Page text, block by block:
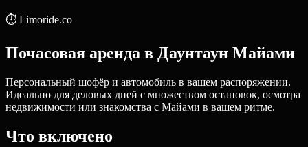
⏱️ Limoride.co
Почасовая аренда в Даунтаун Майами
Персональный шофёр и автомобиль в вашем распоряжении.
Идеально для деловых дней с множеством остановок, осмотра
недвижимости или знакомства с Майами в вашем ритме.
Что включено